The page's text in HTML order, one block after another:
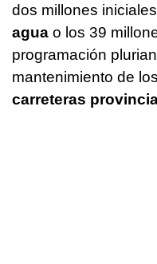
dos millones
agua o los 39
programación
mantenimiento de los
carreteras